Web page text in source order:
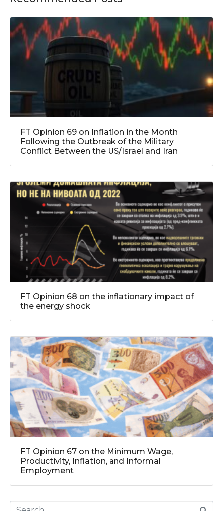
FT Opinion 69 on Inflation in the Month
Following the Outbreak of the Military
Conflict Between the US/Israel and Iran
FT Opinion 68 on the inflationary impact of
the energy shock
FT Opinion 67 on the Minimum Wage,
Productivity, Inflation, and Informal
Employment